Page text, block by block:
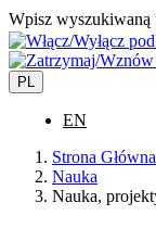
Wpisz wyszukiwaną
PL
EN
Strona Główna
Nauka
Nauka,